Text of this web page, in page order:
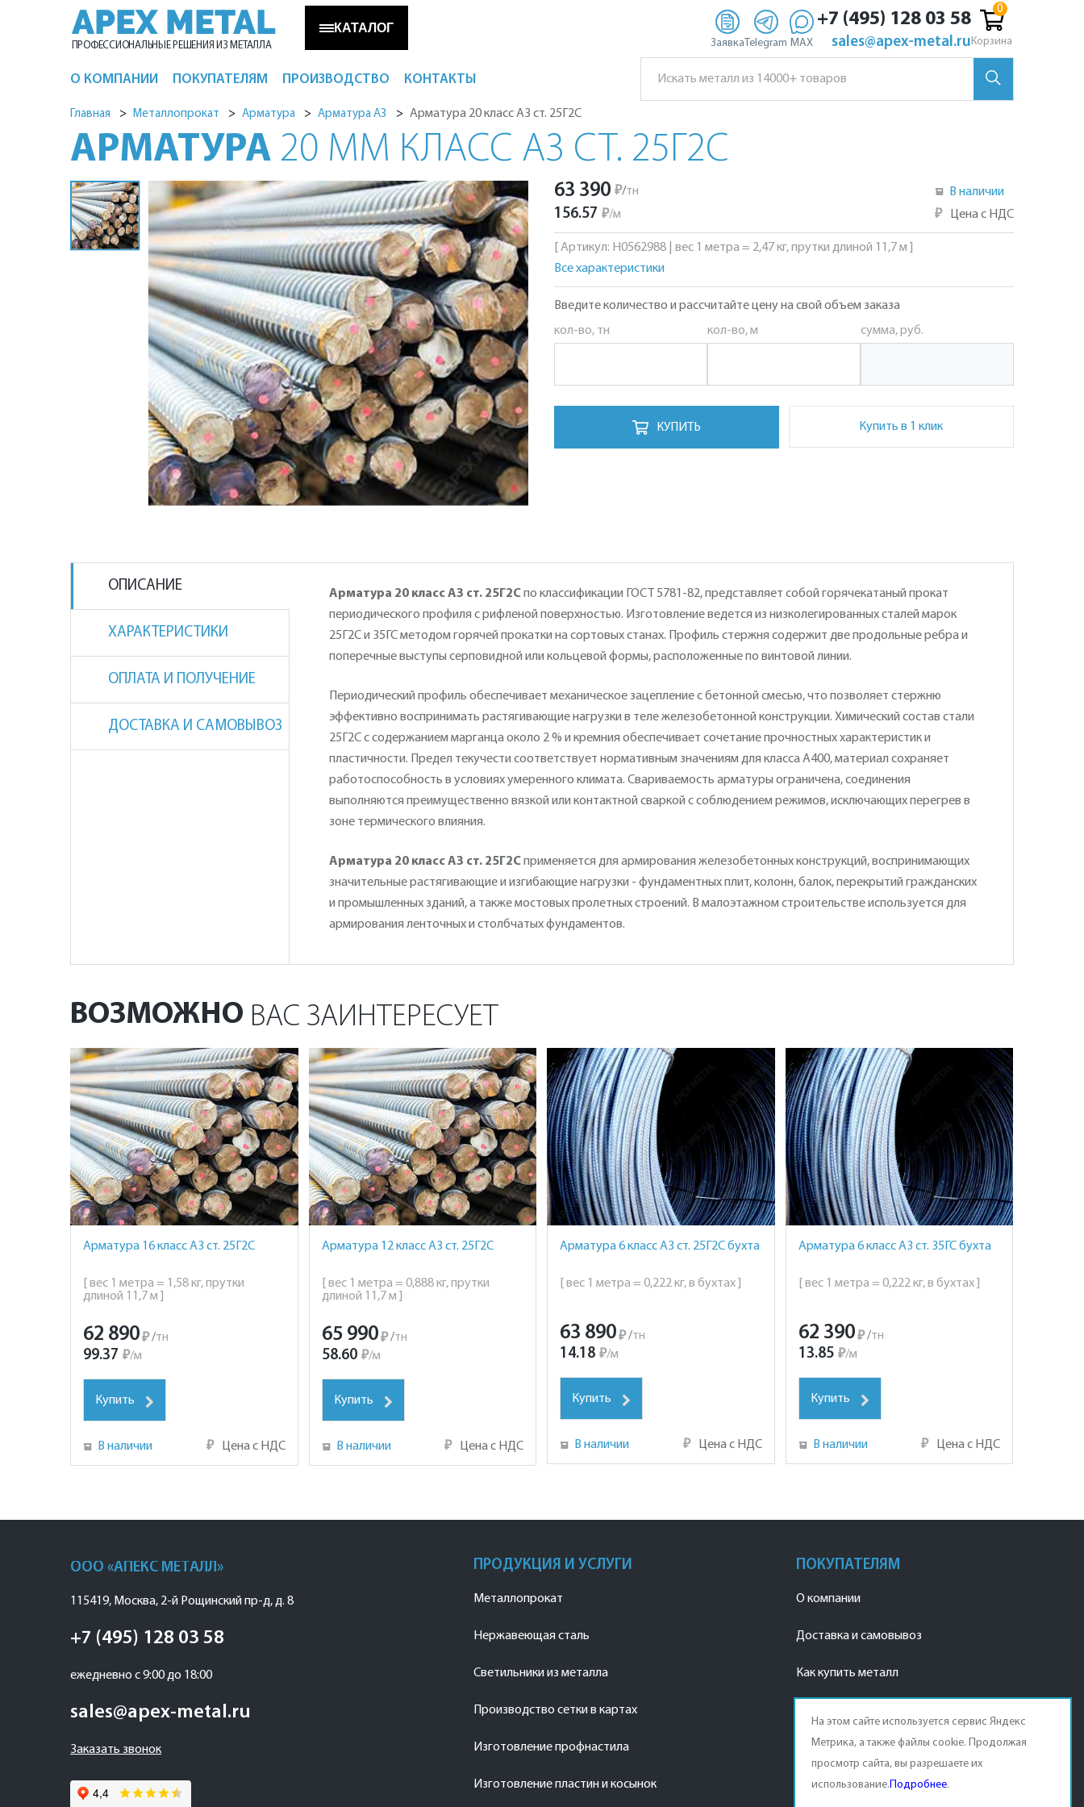
APEX METAL
ПРОФЕССИОНАЛЬНЫЕ РЕШЕНИЯ ИЗ МЕТАЛЛА
КАТАЛОГ
Заявка Telegram MAX
+7 (495) 128 03 58
sales@apex-metal.ru Корзина
О КОМПАНИИ ПОКУПАТЕЛЯМ ПРОИЗВОДСТВО КОНТАКТЫ
Металлопрокат
Нержавеющая сталь
Светильники из металла
Главная Металлопрокат Арматура Арматура А3 Арматура 20 класс А3 ст. 25Г2С
АРМАТУРА 20 ММ КЛАСС А3 СТ. 25Г2С
63 390 ₽/тн
156.57 ₽/м
В наличии
₽
Цена с НДС
[ Артикул: Н0562988 | вес 1 метра = 2,47 кг, прутки длиной 11,7 м ]
Все характеристики
Введите количество и рассчитайте цену на свой объем заказа
кол-во, тн
кол-во, м сумма, руб.
КУПИТЬ Купить в 1 клик
ОПИСАНИЕ
ХАРАКТЕРИСТИКИ
ОПЛАТА И ПОЛУЧЕНИЕ
ДОСТАВКА И САМОВЫВОЗ
Арматура 20 класс А3 ст. 25Г2Спо классификации ГОСТ 5781-82, представляет собой горячекатаный прокат
периодического профиля с рифленой поверхностью. Изготовление ведется из низколегированных сталей марок
25Г2С и 35ГС методом горячей прокатки на сортовых станах. Профиль стержня содержит две продольные ребра и
поперечные выступы серповидной или кольцевой формы, расположенные по винтовой линии.
Периодический профиль обеспечивает механическое зацепление с бетонной смесью, что позволяет стержню
эффективно воспринимать растягивающие нагрузки в теле железобетонной конструкции. Химический состав стали
25Г2С с содержанием марганца около 2 % и кремния обеспечивает сочетание прочностных характеристик и
пластичности. Предел текучести соответствует нормативным значениям для класса А400, материал сохраняет
работоспособность в условиях умеренного климата. Свариваемость арматуры ограничена, соединения
выполняются преимущественно вязкой или контактной сваркой с соблюдением режимов, исключающих перегрев в
зоне термического влияния.
Арматура 20 класс А3 ст. 25Г2Сприменяется для армирования железобетонных конструкций, воспринимающих
значительные растягивающие и изгибающие нагрузки - фундаментных плит, колонн, балок, перекрытий гражданских
и промышленных зданий, а также мостовых пролетных строений. В малоэтажном строительстве используется для
армирования ленточных и столбчатых фундаментов.
ВОЗМОЖНО ВАС ЗАИНТЕРЕСУЕТ
Арматура 16 класс А3 ст. 25Г2С
[ вес 1 метра = 1,58 кг, прутки
длиной 11,7 м ]
62 890₽ /тн
99.37 ₽/м
Купить
В наличии ₽ Цена с НДС
Арматура 12 класс А3 ст. 25Г2С
[ вес 1 метра = 0,888 кг, прутки
длиной 11,7 м ]
65 990 ₽ /тн
58.60 ₽/м
Купить
В наличии ₽ Цена с НДС
Арматура 6 класс А3 ст. 25Г2С бухта
[ вес 1 метра = 0,222 кг, в бухтах ]
63 890₽ /тн
14.18 ₽/м
Купить
В наличии ₽ Цена с НДС
Арматура 6 класс А3 ст. 35ГС бухта
[ вес 1 метра = 0,222 кг, в бухтах ]
62 390 ₽ /тн
13.85 ₽/м
Купить
В наличии ₽ Цена с НДС
ООО «АПЕКС МЕТАЛЛ»
115419, Москва, 2-й Рощинский пр-д, д. 8
+7 (495) 128 03 58
ежедневно с 9:00 до 18:00
sales@apex-metal.ru
Заказать звонок
ПРОДУКЦИЯ И УСЛУГИ
Металлопрокат
Нержавеющая сталь
Светильники из металла
Производство сетки в картах
Изготовление профнастила
Изготовление пластин и косынок
ПОКУПАТЕЛЯМ
О компании
Доставка и самовывоз
Как купить металл
Договор продажи
Оплата продукции
На этом сайте используется сервис Яндекс
Метрика, а также файлы cookie. Продолжая
просмотр сайта, вы разрешаете их
использование.Подробнее.